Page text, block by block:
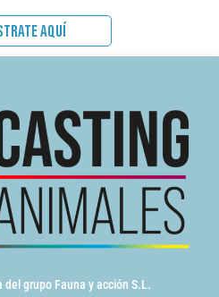
AQUÍ
grupo Fauna y acción S.L.